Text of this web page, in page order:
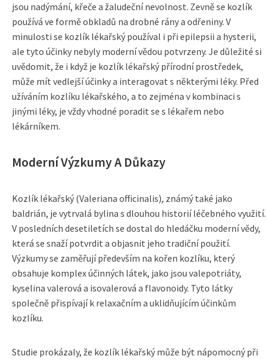
jsou nadýmání, křeče a žaludeční nevolnost. Zevně se kozlík
používá ve formě obkladů na drobné rány a odřeniny. V
minulosti se kozlík lékařský používal i při epilepsii a hysterii,
ale tyto účinky nebyly moderní vědou potvrzeny. Je důležité si
uvědomit, že i když je kozlík lékařský přírodní prostředek,
může mít vedlejší účinky a interagovat s některými léky. Před
užíváním kozlíku lékařského, a to zejména v kombinaci s
jinými léky, je vždy vhodné poradit se s lékařem nebo
lékárníkem.
Moderní Výzkumy A Důkazy
Kozlík lékařský (Valeriana officinalis), známý také jako
baldrián, je vytrvalá bylina s dlouhou historií léčebného využití.
V posledních desetiletích se dostal do hledáčku moderní vědy,
která se snaží potvrdit a objasnit jeho tradiční použití.
Výzkumy se zaměřují především na kořen kozlíku, který
obsahuje komplex účinných látek, jako jsou valepotriáty,
kyselina valerová a isovalerová a flavonoidy. Tyto látky
společně přispívají k relaxačním a uklidňujícím účinkům
kozlíku.
Studie prokázaly, že kozlík lékařský může být nápomocný při